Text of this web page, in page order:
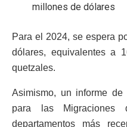
millones de dólares
Para el 2024, se espera
dólares, equivalentes a
quetzales.
Asimismo, un informe de
para las
departamentos más